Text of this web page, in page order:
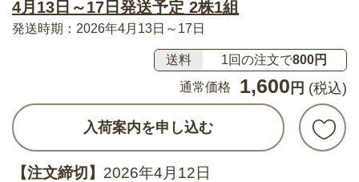
4月13日～17日発送予定 2株1組
発送時期：2026年4月13日～17日
送料 1回の注文で800円
通常価格
1,600 円 (税込)
入荷案内を申し込む
【注文締切】 2026年4月12日